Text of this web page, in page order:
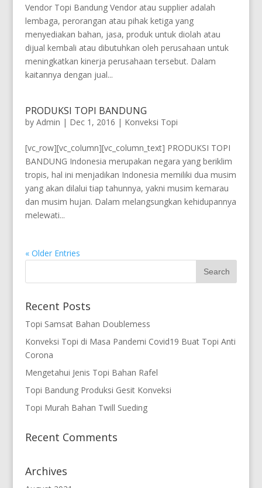
Vendor Topi Bandung Vendor atau supplier adalah
lembaga, perorangan atau pihak ketiga yang
menyediakan bahan, jasa, produk untuk diolah atau
dijual kembali atau dibutuhkan oleh perusahaan untuk
meningkatkan kinerja perusahaan tersebut. Dalam
kaitannya dengan jual...
PRODUKSI TOPI BANDUNG
by Admin | Dec 1, 2016 | Konveksi Topi
[vc_row][vc_column][vc_column_text] PRODUKSI TOPI
BANDUNG Indonesia merupakan negara yang beriklim
tropis, hal ini menjadikan Indonesia memiliki dua musim
yang akan dilalui tiap tahunnya, yakni musim kemarau
dan musim hujan. Dalam melangsungkan kehidupannya
melewati...
« Older Entries
Recent Posts
Topi Samsat Bahan Doublemess
Konveksi Topi di Masa Pandemi Covid19 Buat Topi Anti
Corona
Mengetahui Jenis Topi Bahan Rafel
Topi Bandung Produksi Gesit Konveksi
Topi Murah Bahan Twill Sueding
Recent Comments
Archives